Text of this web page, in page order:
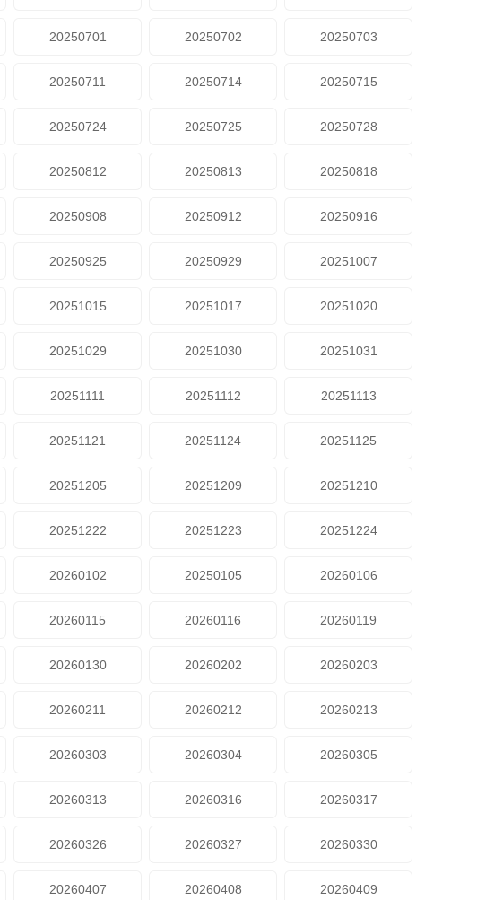
20250701 20250702 20250703
20250711 20250714 20250715
20250724 20250725 20250728
20250812 20250813 20250818
20250908 20250912 20250916
20250925 20250929 20251007
20251015 20251017 20251020
20251029 20251030 20251031
20251111 20251112 20251113
20251121 20251124 20251125
20251205 20251209 20251210
20251222 20251223 20251224
20260102 20250105 20260106
20260115 20260116 20260119
20260130 20260202 20260203
20260211 20260212 20260213
20260303 20260304 20260305
20260313 20260316 20260317
20260326 20260327 20260330
20260407 20260408 20260409